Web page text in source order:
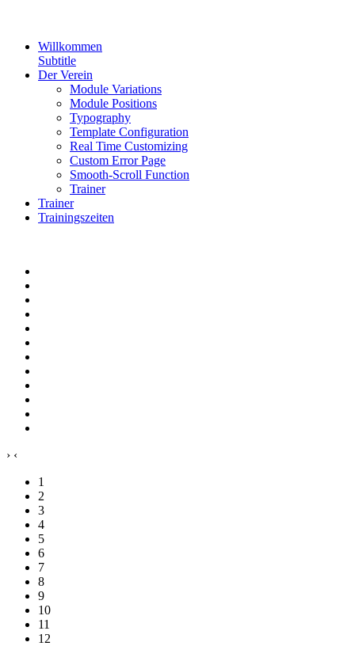
Willkommen
Subtitle
Der Verein
Module Variations
Module Positions
Typography
Template Configuration
Real Time Customizing
Custom Error Page
Smooth-Scroll Function
Trainer
Trainer
Trainingszeiten
› ‹
1
2
3
4
5
6
7
8
9
10
11
12